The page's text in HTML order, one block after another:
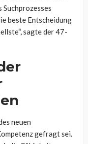
Suchprozesses
beste Entscheidung
sagte der 47-
neuen
gefragt sei.